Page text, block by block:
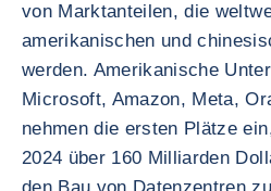
von Marktanteilen, die
amerikanischen und
werden. Amerikanische
Microsoft, Amazon, Meta,
nehmen die ersten Plätze
2024 über 160 Milliarden